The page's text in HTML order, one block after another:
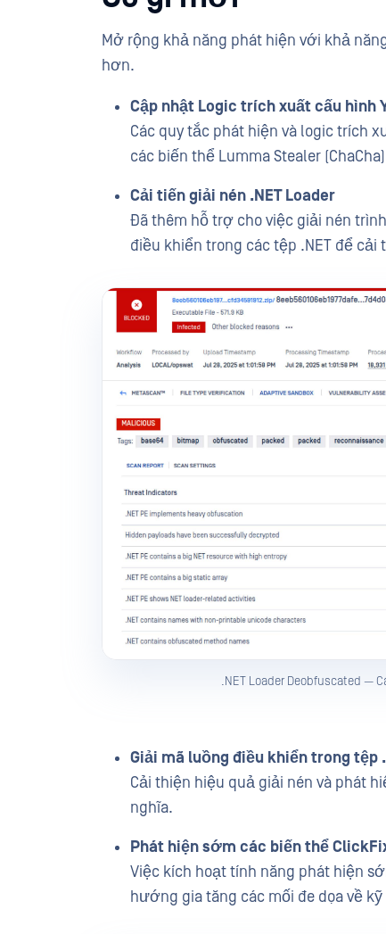
Mở rộng khả năng phát hiện với khả
hơn.
Cập nhật Logic trích xuất cấu hình
Các quy tắc phát hiện và logic trích
các biến thể Lumma Stealer
Cải tiến giải nén .NET Loader
Đã thêm hỗ trợ cho việc giải nén
điều khiển trong các tệp .NET để
.NET Loader Deobfuscated —
Giải mã luồng điều khiển trong tệp
Cải thiện hiệu quả giải nén và phát
nghĩa.
Phát hiện sớm các biến thể
Việc kích hoạt tính năng phát hiện
hướng gia tăng các mối đe dọa về